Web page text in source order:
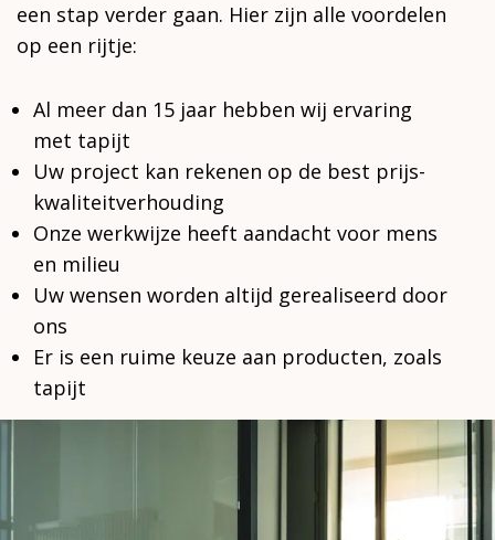
een stap verder gaan. Hier zijn alle voordelen
op een rijtje:
Al meer dan 15 jaar hebben wij ervaring
met tapijt
Uw project kan rekenen op de best prijs-
kwaliteitverhouding
Onze werkwijze heeft aandacht voor mens
en milieu
Uw wensen worden altijd gerealiseerd door
ons
Er is een ruime keuze aan producten, zoals
tapijt